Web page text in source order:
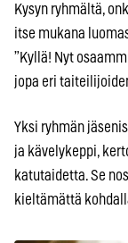
Kysyn ryhmältä,
itse mukana
”Kyllä! Nyt
jopa eri
Yksi ryhmän
ja kävelykeppi,
katutaidetta. Se
kieltämättä